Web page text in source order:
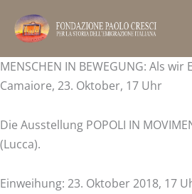
Inhalt
springen
MENSCHEN IN BEWEGUNG: Als
Camaiore, 23. Oktober, 17 Uhr
Die Ausstellung POPOLI IN
(Lucca).
Einweihung: 23. Oktober 2018, 17